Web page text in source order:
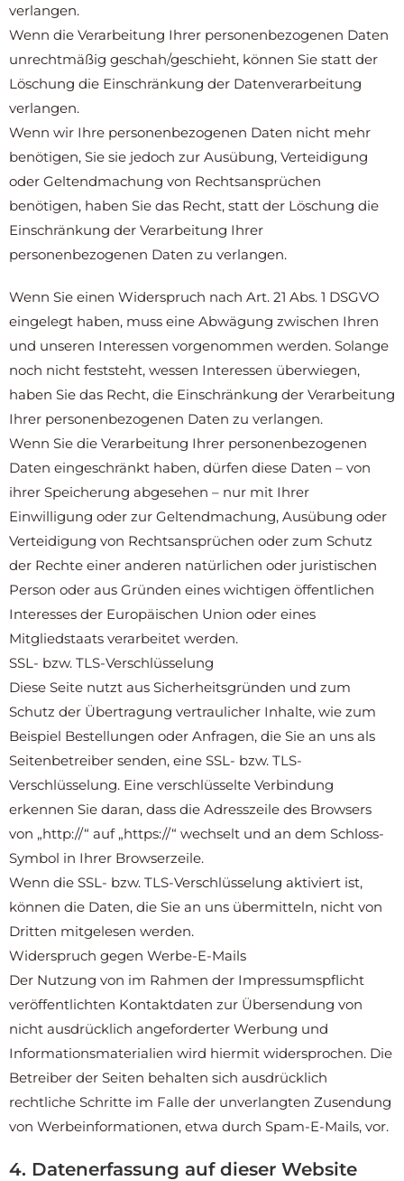
verlangen.
Wenn die Verarbeitung Ihrer personenbezogenen Daten
unrechtmäßig geschah/geschieht, können Sie statt der
Löschung die Einschränkung der Datenverarbeitung
verlangen.
Wenn wir Ihre personenbezogenen Daten nicht mehr
benötigen, Sie sie jedoch zur Ausübung, Verteidigung
oder Geltendmachung von Rechtsansprüchen
benötigen, haben Sie das Recht, statt der Löschung die
Einschränkung der Verarbeitung Ihrer
personenbezogenen Daten zu verlangen.
Wenn Sie einen Widerspruch nach Art. 21 Abs. 1 DSGVO
eingelegt haben, muss eine Abwägung zwischen Ihren
und unseren Interessen vorgenommen werden. Solange
noch nicht feststeht, wessen Interessen überwiegen,
haben Sie das Recht, die Einschränkung der Verarbeitung
Ihrer personenbezogenen Daten zu verlangen.
Wenn Sie die Verarbeitung Ihrer personenbezogenen
Daten eingeschränkt haben, dürfen diese Daten – von
ihrer Speicherung abgesehen – nur mit Ihrer
Einwilligung oder zur Geltendmachung, Ausübung oder
Verteidigung von Rechtsansprüchen oder zum Schutz
der Rechte einer anderen natürlichen oder juristischen
Person oder aus Gründen eines wichtigen öffentlichen
Interesses der Europäischen Union oder eines
Mitgliedstaats verarbeitet werden.
SSL- bzw. TLS-Verschlüsselung
Diese Seite nutzt aus Sicherheitsgründen und zum
Schutz der Übertragung vertraulicher Inhalte, wie zum
Beispiel Bestellungen oder Anfragen, die Sie an uns als
Seitenbetreiber senden, eine SSL- bzw. TLS-
Verschlüsselung. Eine verschlüsselte Verbindung
erkennen Sie daran, dass die Adresszeile des Browsers
von „http://“ auf „https://“ wechselt und an dem Schloss-
Symbol in Ihrer Browserzeile.
Wenn die SSL- bzw. TLS-Verschlüsselung aktiviert ist,
können die Daten, die Sie an uns übermitteln, nicht von
Dritten mitgelesen werden.
Widerspruch gegen Werbe-E-Mails
Der Nutzung von im Rahmen der Impressumspflicht
veröffentlichten Kontaktdaten zur Übersendung von
nicht ausdrücklich angeforderter Werbung und
Informationsmaterialien wird hiermit widersprochen. Die
Betreiber der Seiten behalten sich ausdrücklich
rechtliche Schritte im Falle der unverlangten Zusendung
von Werbeinformationen, etwa durch Spam-E-Mails, vor.
4. Datenerfassung auf dieser Website